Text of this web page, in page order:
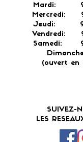
Mardi:
Mercredi:
Jeudi:
Vendredi:
Samedi:
(ouvert en
SUIVEZ-
LES